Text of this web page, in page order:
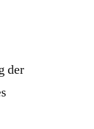
der